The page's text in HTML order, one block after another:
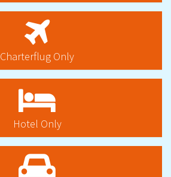
Charterflug Only
Hotel Only